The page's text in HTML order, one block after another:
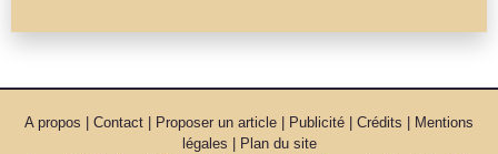
A propos | Contact | Proposer un article | Publicité | Crédits | Mentions
légales |
Plan du site